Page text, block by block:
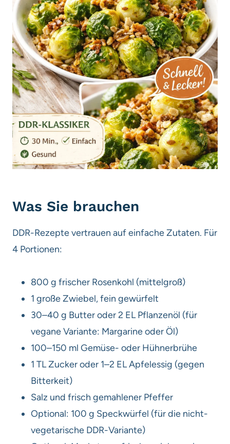
Was Sie brauchen
DDR-Rezepte vertrauen auf einfache Zutaten. Für
4 Portionen:
800 g frischer Rosenkohl (mittelgroß)
1 große Zwiebel, fein gewürfelt
30–40 g Butter oder 2 EL Pflanzenöl (für
vegane Variante: Margarine oder Öl)
100–150 ml Gemüse- oder Hühnerbrühe
1 TL Zucker oder 1–2 EL Apfelessig (gegen
Bitterkeit)
Salz und frisch gemahlener Pfeffer
Optional: 100 g Speckwürfel (für die nicht-
vegetarische DDR-Variante)